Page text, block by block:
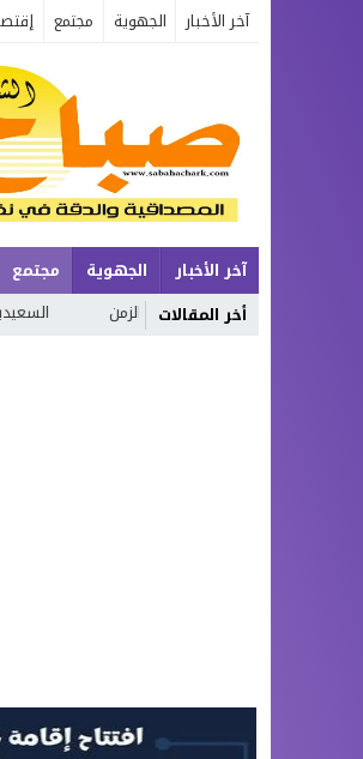
آخر الأخبار الجهوية مجتمع
آخر الأخبار الجهوية مجتمع
أخر المقالاتوتحولات الزمن السعيدية ترفع